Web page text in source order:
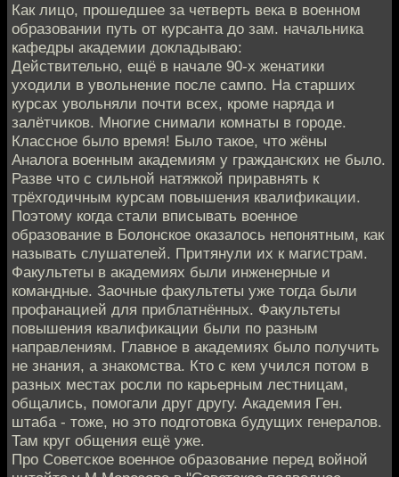
Как лицо, прошедшее за четверть века в военном
образовании путь от курсанта до зам. начальника
кафедры академии докладываю:
Действительно, ещё в начале 90-х женатики
уходили в увольнение после сампо. На старших
курсах увольняли почти всех, кроме наряда и
залётчиков. Многие снимали комнаты в городе.
Классное было время! Было такое, что жёны
Аналога военным академиям у гражданских не было.
Разве что с сильной натяжкой приравнять к
трёхгодичным курсам повышения квалификации.
Поэтому когда стали вписывать военное
образование в Болонское оказалось непонятным, как
называть слушателей. Притянули их к магистрам.
Факультеты в академиях были инженерные и
командные. Заочные факультеты уже тогда были
профанацией для приблатнённых. Факультеты
повышения квалификации были по разным
направлениям. Главное в академиях было получить
не знания, а знакомства. Кто с кем учился потом в
разных местах росли по карьерным лестницам,
общались, помогали друг другу. Академия Ген.
штаба - тоже, но это подготовка будущих генералов.
Там круг общения ещё уже.
Про Советское военное образование перед войной